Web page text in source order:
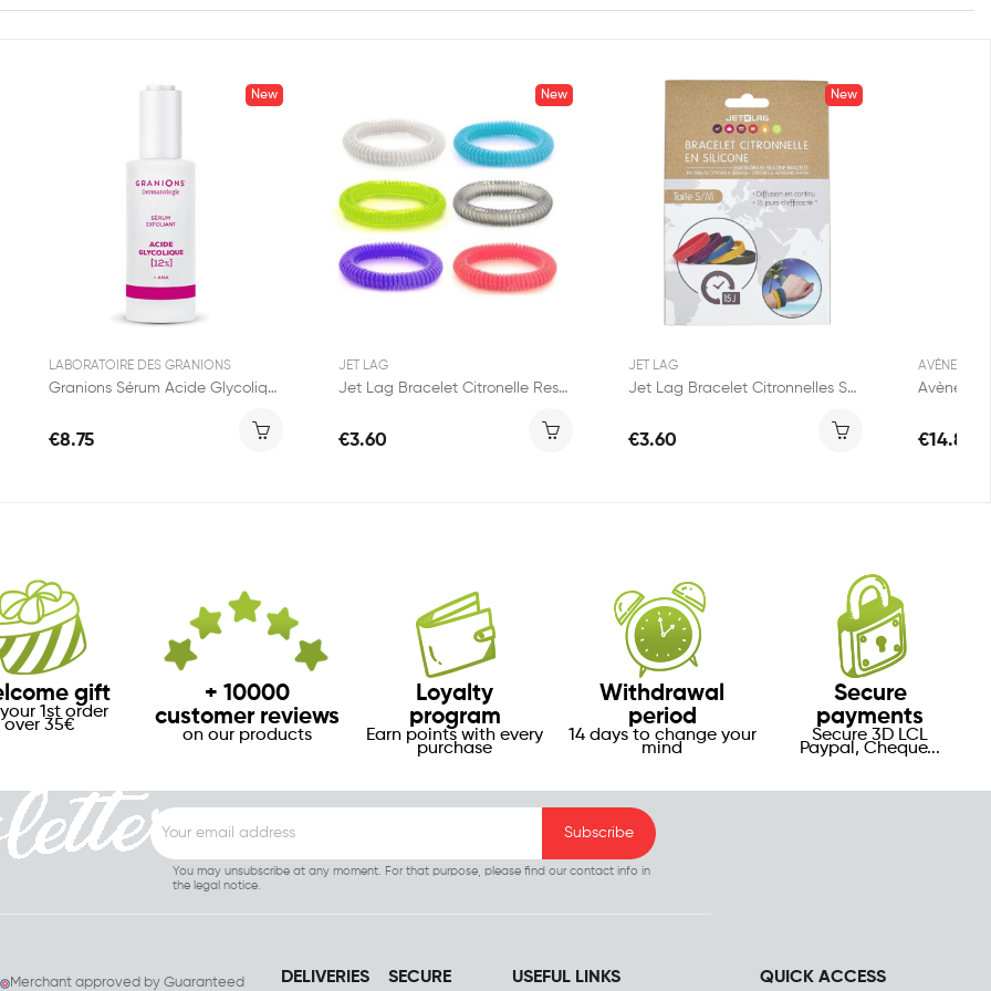
New
LABORATOIRE DES GRANIONS
Granions Sérum Acide Glycolique 12% 30ml
€8.75
New
JET LAG
Jet Lag Bracelet Citronelle Ressort Extensible...
€3.60
New
JET LAG
Jet Lag Bracelet Citronnelles S/M en Silicone 1...
€3.60
AVÈNE
€14.85
gift
1st order
over 35€
+ 10000
customer reviews
on our products
Loyalty
program
Earn points with every
purchase
Withdrawal
period
14 days to change your
mind
Secure
payments
Secure 3D LCL
Paypal, Cheque...
You may unsubscribe at any moment. For that purpose, please find our contact info in
the legal notice.
QUICK ACCESS
USEFUL LINKS
DELIVERIES SECURE
Merchant approved by Guaranteed